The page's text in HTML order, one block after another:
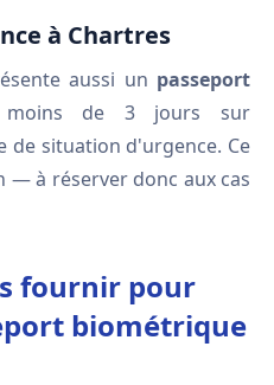
à Chartres
aussi un passeport
de 3 jours sur
de situation d'urgence. Ce
— à réserver donc aux cas
fournir pour
biométrique